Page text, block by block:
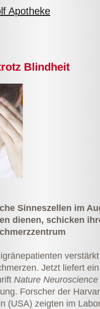
Blindheit
Sinneszellen im
dienen, schicken
Jetzt liefert
Nature Neuroscience
Forscher der
(USA) zeigten im